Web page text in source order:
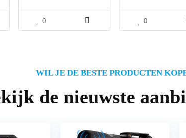
0 0
WIL JE DE BESTE PRODUCTEN
de nieuwste